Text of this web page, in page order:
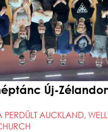
Új-
PERDÜLT AUCKLAND,